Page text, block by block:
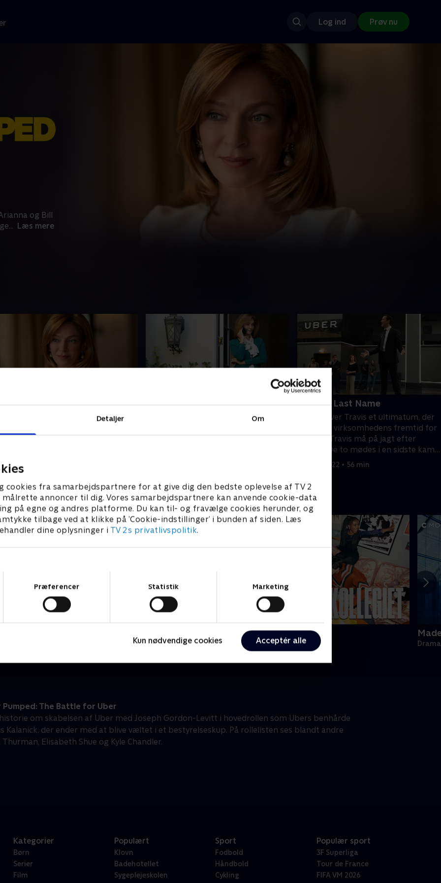
Detaljer Om
cookies fra samarbejdspartnere for at give dig den bedste oplevelse af TV 2
annoncer til dig. Vores samarbejdspartnere kan anvende cookie-data
på egne og andres platforme. Du kan til- og fravælge cookies herunder, og
tilbage ved at klikke på ’Cookie-indstillinger’ i bunden af siden. Læs
dine oplysninger i TV 2s privatlivspolitik.
Præferencer Statistik Marketing
Kun nødvendige cookies Acceptér alle
Log ind Prøv nu
og Bill
... Læs mere
kæmper for Ubers eksistens
maj 2022 • 57 min
Travis søger trøst hos Emil, da hans
7. Same Last Name
Gurley giver Travis et ultimatum, der
vil ændre virksomhedens fremtid for
altid, og Travis må på jagt efter
støtter. De to mødes i en sidste kamp
12. maj 2022 • 56 min
Kollegiet
Drama • 1 sæsoner
Pumped: The Battle for Uber
om skabelsen af Uber med Joseph Gordon-Levitt i hovedrollen som Ubers benhårde
Kalanick, der ender med at blive væltet i et bestyrelseskup. På rollelisten ses blandt andre
Thurman, Elisabeth Shue og Kyle Chandler.
Kategorier
Børn
Serier
Film
Populært
Klovn
Badehotellet
Sygeplejeskolen
Sport
Fodbold
Håndbold
Cykling
Populær sport
3F Superliga
Tour de France
FIFA VM 2026